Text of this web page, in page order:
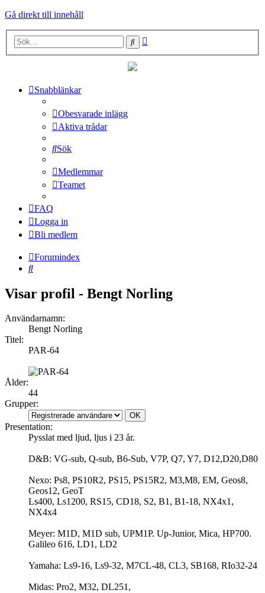
Gå direkt till innehåll
Sök
Snabblänkar
Obesvarade inlägg
Aktiva trådar
Sök
Medlemmar
Teamet
FAQ
Logga in
Bli medlem
Forumindex
Sök
Visar profil - Bengt Norling
Användarnamn:
Bengt Norling
Titel:
PAR-64
Ålder:
44
Grupper:
Presentation:
Pysslat med ljud, ljus i 23 år.
D&B: VG-sub, Q-sub, B6-Sub, V7P, Q7, Y7, D12,D20,D80
Nexo: Ps8, PS10R2, PS15, PS15R2, M3,M8, EM, Geos8,
Geos12, GeoT
Ls400, Ls1200, RS15, CD18, S2, B1, B1-18, NX4x1,
NX4x4
Meyer: M1D, M1D sub, UPM1P. Up-Junior, Mica, HP700.
Galileo 616, LD1, LD2
Yamaha: Ls9-16, Ls9-32, M7CL-48, CL3, SB168, RIo32-24
Midas: Pro2, M32, DL251,